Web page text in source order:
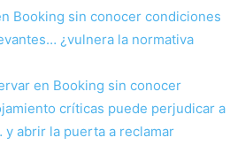
Booking sin conocer condiciones
¿vulnera la normativa
en Booking sin conocer
críticas puede perjudicar a
abrir la puerta a reclamar